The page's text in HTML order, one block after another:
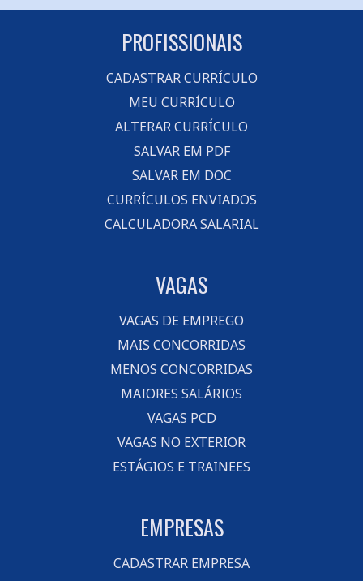
PROFISSIONAIS
CADASTRAR CURRÍCULO
MEU CURRÍCULO
ALTERAR CURRÍCULO
SALVAR EM PDF
SALVAR EM DOC
CURRÍCULOS ENVIADOS
CALCULADORA SALARIAL
VAGAS
VAGAS DE EMPREGO
MAIS CONCORRIDAS
MENOS CONCORRIDAS
MAIORES SALÁRIOS
VAGAS PCD
VAGAS NO EXTERIOR
ESTÁGIOS E TRAINEES
EMPRESAS
CADASTRAR EMPRESA